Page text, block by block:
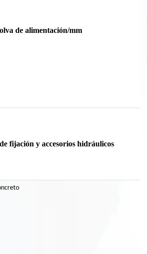
de alimentación/mm
fijación y accesorios hidráulicos